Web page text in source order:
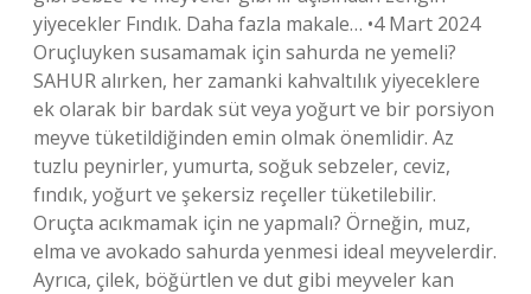
yiyecekler Fındık. Daha fazla makale… •4 Mart 2024
Oruçluyken susamamak için sahurda ne yemeli?
SAHUR alırken, her zamanki kahvaltılık yiyeceklere
ek olarak bir bardak süt veya yoğurt ve bir porsiyon
meyve tüketildiğinden emin olmak önemlidir. Az
tuzlu peynirler, yumurta, soğuk sebzeler, ceviz,
fındık, yoğurt ve şekersiz reçeller tüketilebilir.
Oruçta acıkmamak için ne yapmalı? Örneğin, muz,
elma ve avokado sahurda yenmesi ideal meyvelerdir.
Ayrıca, çilek, böğürtlen ve dut gibi meyveler kan